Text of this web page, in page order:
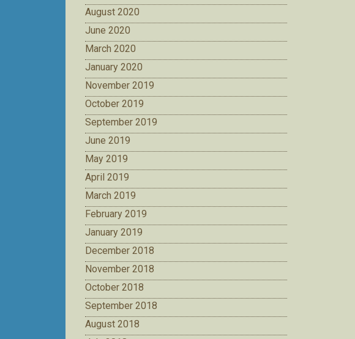
August 2020
June 2020
March 2020
January 2020
November 2019
October 2019
September 2019
June 2019
May 2019
April 2019
March 2019
February 2019
January 2019
December 2018
November 2018
October 2018
September 2018
August 2018